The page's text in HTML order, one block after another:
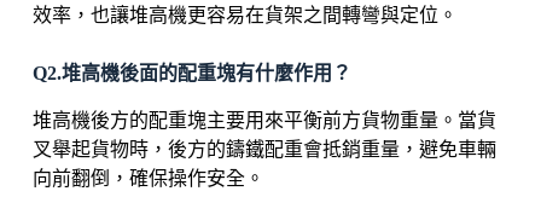
效率，也讓堆高機更容易在貨架之間轉彎與定位。
Q2.堆高機後面的配重塊有什麼作用？
堆高機後方的配重塊主要用來平衡前方貨物重量。當貨
叉舉起貨物時，後方的鑄鐵配重會抵銷重量，避免車輛
向前翻倒，確保操作安全。